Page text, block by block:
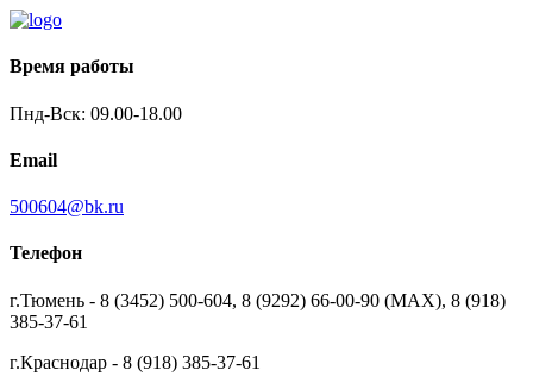
Время работы
Пнд-Вск: 09.00-18.00
Email
500604@bk.ru
Телефон
г.Тюмень - 8 (3452) 500-604, 8 (9292) 66-00-90 (MAX), 8 (918)
385-37-61
г.Краснодар - 8 (918) 385-37-61